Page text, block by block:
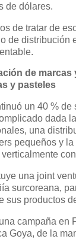
de dólares.
de tratar de
de distribución
de
y pasteles
un 40 % de
dada
una
pequeños y
una joint
surcoreana,
sus productos
campaña en
Goya, de la